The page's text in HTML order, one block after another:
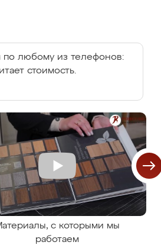
по любому из телефонов:
стоимость.
с которыми мы
работаем